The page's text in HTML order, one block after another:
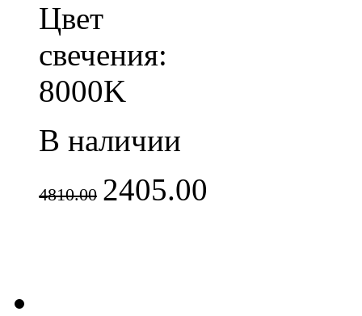
Цвет
свечения:
8000K
В наличии
4810.00 2405.00